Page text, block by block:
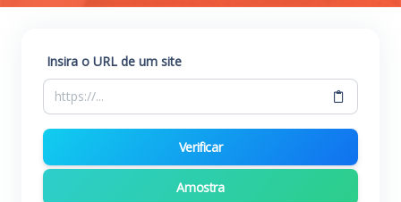
Insira o URL de um site
Verificar
Amostra